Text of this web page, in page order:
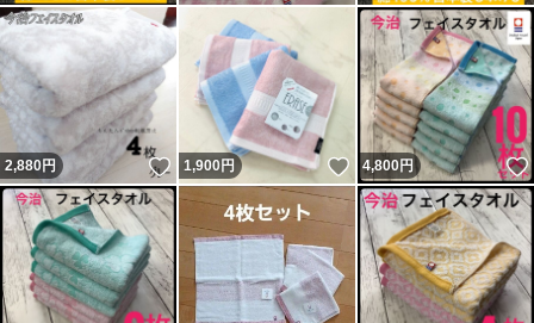
2,880円 いいね！
1,900円 いいね！
4,800円